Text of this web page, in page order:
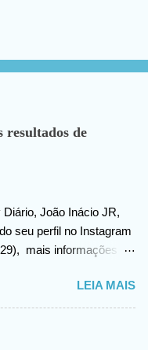
resultados de
João Inácio JR,
seu perfil no Instagram
mais informações
atrás. João confirma que
para câncer de
ele agradece ao criador
LEIA MAIS